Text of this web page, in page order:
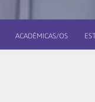
ACADÉMICAS/OS